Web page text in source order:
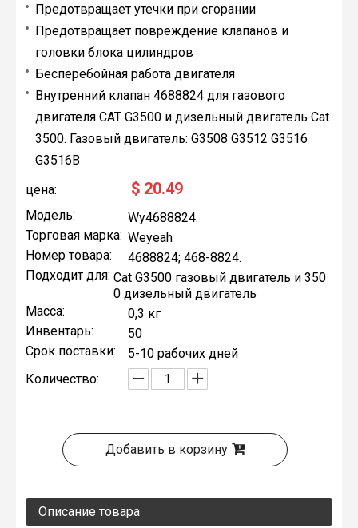
Предотвращает утечки при сгорании
Предотвращает повреждение клапанов и
головки блока цилиндров
Бесперебойная работа двигателя
Внутренний клапан 4688824 для газового
двигателя CAT G3500 и дизельный двигатель Cat
3500. Газовый двигатель: G3508 G3512 G3516
G3516B
цена:
$ 20.49
Модель:
Wy4688824.
Торговая марка: Weyeah
Номер товара:
4688824; 468-8824.
Подходит для: Cat G3500 газовый двигатель и 350
0 дизельный двигатель
Масса:
0,3 кг
Инвентарь:
50
Срок поставки:
5-10 рабочих дней
Количество:
Добавить в корзину
Описание товара